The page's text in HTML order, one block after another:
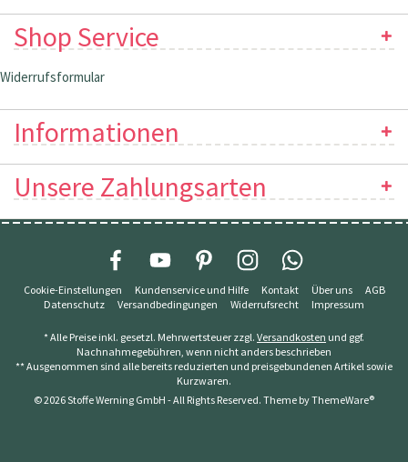
Shop Service
Widerrufsformular
Informationen
Unsere Zahlungsarten
Cookie-Einstellungen Kundenservice und Hilfe Kontakt Über uns
AGB
Datenschutz
Versandbedingungen Widerrufsrecht Impressum
* Alle Preise inkl. gesetzl. Mehrwertsteuer zzgl. Versandkosten und ggf.
Nachnahmegebühren, wenn nicht anders beschrieben
** Ausgenommen sind alle bereits reduzierten und preisgebundenen Artikel sowie
Kurzwaren.
© 2026 Stoffe Werning GmbH - All Rights Reserved. Theme byThemeWare®